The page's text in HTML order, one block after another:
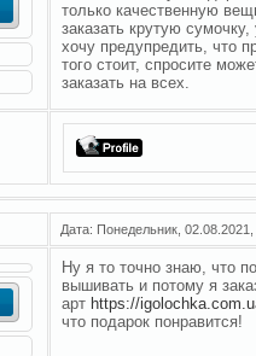
только качественную
заказать крутую
хочу предупредить, что
того стоит, спросите
заказать на всех.
Дата: Понедельник,
Ну я то точно знаю, что
вышивать и потому я
арт https://
что подарок понравится!